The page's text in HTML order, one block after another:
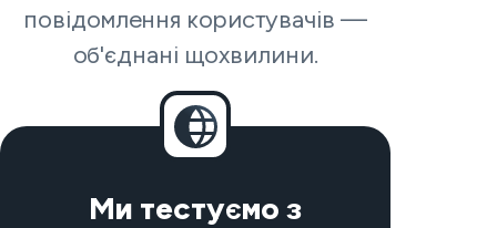
повідомлення користувачів —
об'єднані щохвилини.
Ми тестуємо з